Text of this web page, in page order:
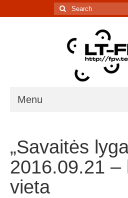
Search
for:
Menu
5.8G kanalų skaičiuoklė
Laiko matavimo sistema
IR davikliai – sąrašai,
„Savaitės
2016.09.21 –
vieta